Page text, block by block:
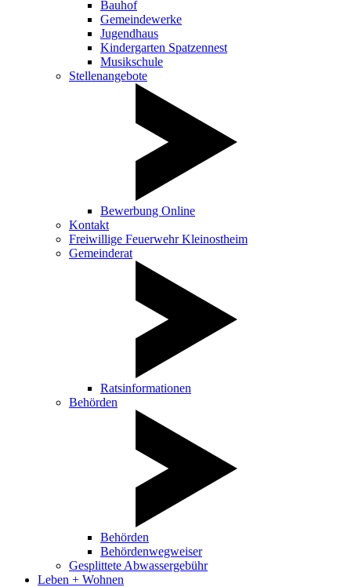
Bauhof
Gemeindewerke
Jugendhaus
Kindergarten Spatzennest
Musikschule
Stellenangebote
Bewerbung Online
Kontakt
Freiwillige Feuerwehr Kleinostheim
Gemeinderat
Ratsinformationen
Behörden
Behörden
Behördenwegweiser
Gesplittete Abwassergebühr
Leben + Wohnen